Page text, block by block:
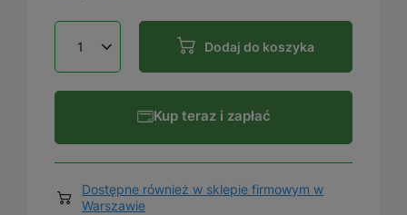
Dodaj do koszyka
Kup teraz i zapłać
Dostępne również w sklepie firmowym w
Warszawie